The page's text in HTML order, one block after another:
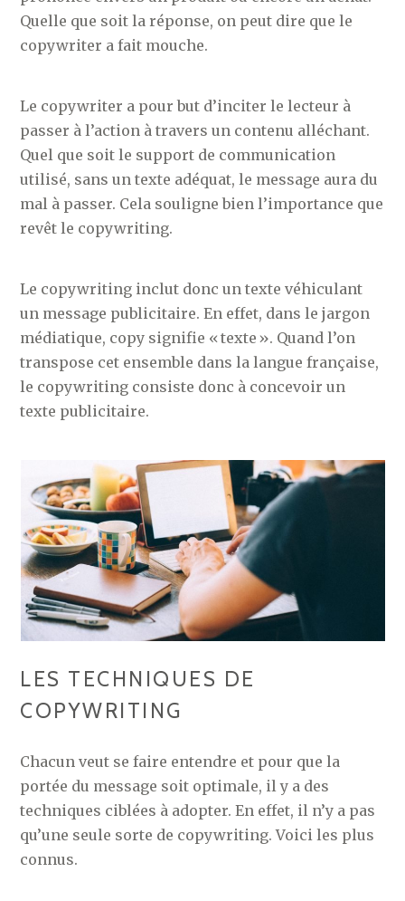
Quelle que soit la réponse, on peut dire que le
copywriter a fait mouche.
Le copywriter a pour but d’inciter le lecteur à
passer à l’action à travers un contenu alléchant.
Quel que soit le support de communication
utilisé, sans un texte adéquat, le message aura du
mal à passer. Cela souligne bien l’importance que
revêt le copywriting.
Le copywriting inclut donc un texte véhiculant
un message publicitaire. En effet, dans le jargon
médiatique, copy signifie « texte ». Quand l’on
transpose cet ensemble dans la langue française,
le copywriting consiste donc à concevoir un
texte publicitaire.
LES TECHNIQUES DE
COPYWRITING
Chacun veut se faire entendre et pour que la
portée du message soit optimale, il y a des
techniques ciblées à adopter. En effet, il n’y a pas
qu’une seule sorte de copywriting. Voici les plus
connus.